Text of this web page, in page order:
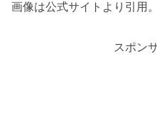
画像は公式サイトより引用。
スポン